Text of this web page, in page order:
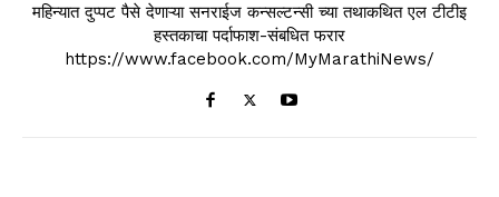
महिन्यात दुप्पट पैसे देणाऱ्या सनराईज कन्सल्टन्सी च्या तथाकथित एल टीटीइ
हस्तकाचा पर्दाफाश-संबधित फरार
https://www.facebook.com/MyMarathiNews/